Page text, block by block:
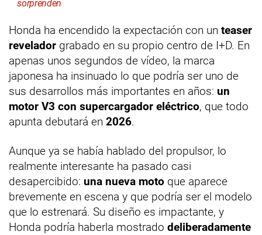
sorprenden
Honda ha encendido la expectación con un teaser
revelador grabado en su propio centro de I+D. En
apenas unos segundos de vídeo, la marca
japonesa ha insinuado lo que podría ser uno de
sus desarrollos más importantes en años: un
motor V3 con supercargador eléctrico, que todo
apunta debutará en 2026.
Aunque ya se había hablado del propulsor, lo
realmente interesante ha pasado casi
desapercibido: una nueva moto que aparece
brevemente en escena y que podría ser el modelo
que lo estrenará. Su diseño es impactante, y
Honda podría haberla mostrado deliberadamente